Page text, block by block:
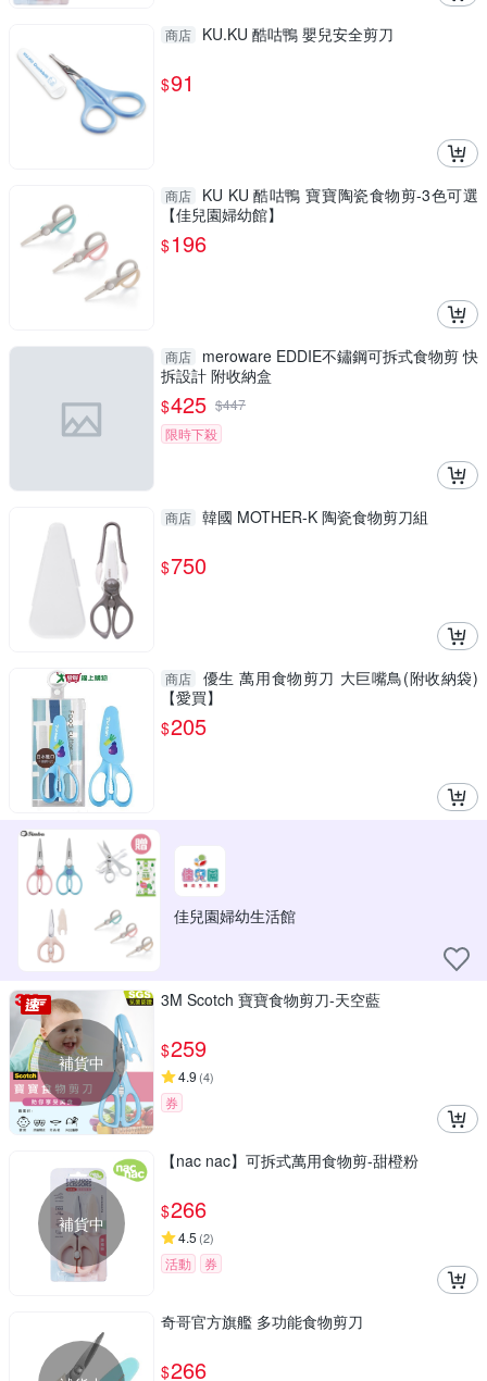
商店 KU.KU 酷咕鴨 嬰兒安全剪刀
$91
商店
KU KU 酷咕鴨 寶寶陶瓷食物剪-3色可選
【佳兒園婦幼館】
$196
商店
meroware EDDIE不鏽鋼可拆式食物剪 快
拆設計 附收納盒
$425 $447
限時下殺
商店 韓國 MOTHER-K 陶瓷食物剪刀組
$750
商店
優生 萬用食物剪刀 大巨嘴鳥(附收納袋)
【愛買】
$205
佳兒園婦幼生活館
補貨中
3M Scotch 寶寶食物剪刀-天空藍
$259
4.9 (4)
券
補貨中
【nac nac】可拆式萬用食物剪-甜橙粉
$266
4.5 (2)
活動 券
奇哥官方旗艦 多功能食物剪刀
$266